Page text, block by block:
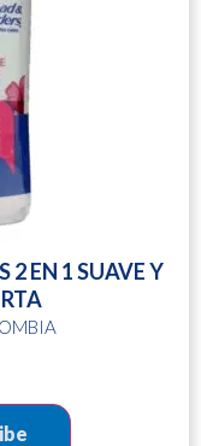
2 EN 1 SUAVE Y